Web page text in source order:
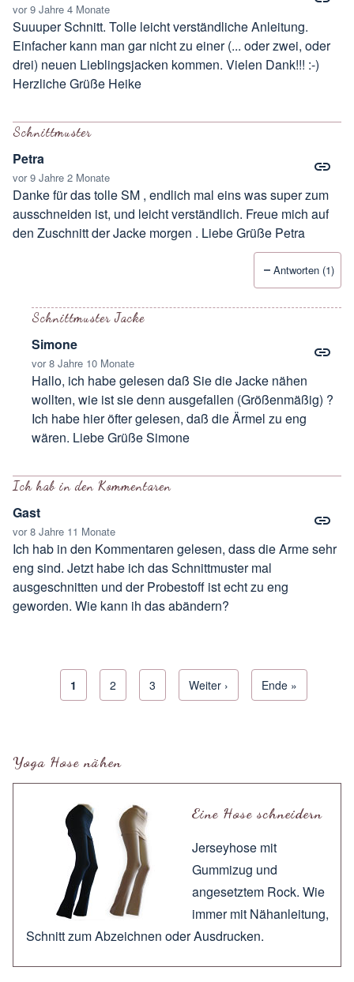
vor 9 Jahre 4 Monate
Suuuper Schnitt. Tolle leicht verständliche Anleitung.
Einfacher kann man gar nicht zu einer (... oder zwei, oder
drei) neuen Lieblingsjacken kommen. Vielen Dank!!! :-)
Herzliche Grüße Heike
Schnittmuster
Petra
vor 9 Jahre 2 Monate
Danke für das tolle SM , endlich mal eins was super zum
ausschneiden ist, und leicht verständlich. Freue mich auf
den Zuschnitt der Jacke morgen . Liebe Grüße Petra
Antworten (1)
Schnittmuster Jacke
Simone
vor 8 Jahre 10 Monate
Hallo, ich habe gelesen daß Sie die Jacke nähen
wollten, wie ist sie denn ausgefallen (Größenmäßig) ?
Ich habe hier öfter gelesen, daß die Ärmel zu eng
wären. Liebe Grüße Simone
Ich hab in den Kommentaren
Gast
vor 8 Jahre 11 Monate
Ich hab in den Kommentaren gelesen, dass die Arme sehr
eng sind. Jetzt habe ich das Schnittmuster mal
ausgeschnitten und der Probestoff ist echt zu eng
geworden. Wie kann ih das abändern?
Seitennummerierung
Aktuelle Seite
1 Seite
2 Seite
3 Next page
Weiter › Letzte Seite
Ende »
Yoga Hose nähen
Eine Hose schneidern
Jerseyhose mit
Gummizug und
angesetztem Rock. Wie
immer mit Nähanleitung,
Schnitt zumAbzeichnen oderAusdrucken.